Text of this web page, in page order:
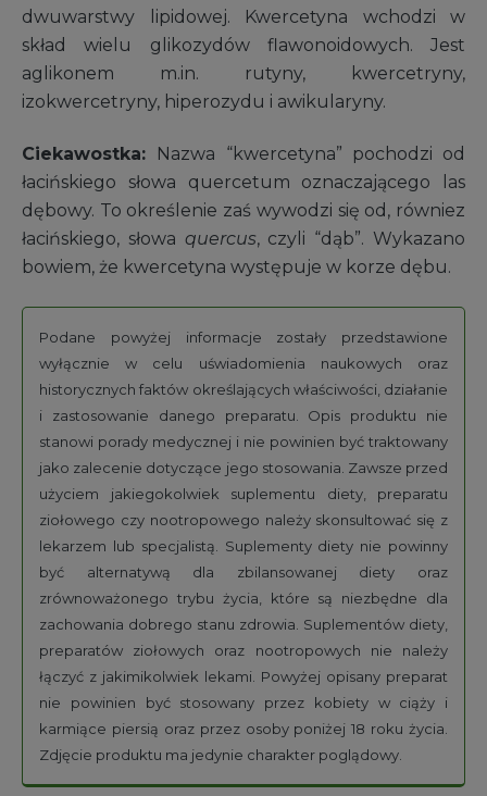
dwuwarstwy lipidowej. Kwercetyna wchodzi w
skład wielu glikozydów flawonoidowych. Jest
aglikonem m.in. rutyny, kwercetryny,
izokwercetryny, hiperozydu i awikularyny.
Ciekawostka:
Nazwa “kwercetyna” pochodzi od
łacińskiego słowa quercetum oznaczającego las
dębowy. To określenie zaś wywodzi się od, równiez
łacińskiego, słowa quercus, czyli “dąb”. Wykazano
bowiem, że kwercetyna występuje w korze dębu.
Podane powyżej informacje zostały przedstawione
wyłącznie w celu uświadomienia naukowych oraz
historycznych faktów określających właściwości, działanie
i zastosowanie danego preparatu. Opis produktu nie
stanowi porady medycznej i nie powinien być traktowany
jako zalecenie dotyczące jego stosowania. Zawsze przed
użyciem jakiegokolwiek suplementu diety, preparatu
ziołowego czy nootropowego należy skonsultować się z
lekarzem lub specjalistą. Suplementy diety nie powinny
być alternatywą dla zbilansowanej diety oraz
zrównoważonego trybu życia, które są niezbędne dla
zachowania dobrego stanu zdrowia. Suplementów diety,
preparatów ziołowych oraz nootropowych nie należy
łączyć z jakimikolwiek lekami. Powyżej opisany preparat
nie powinien być stosowany przez kobiety w ciąży i
karmiące piersią oraz przez osoby poniżej 18 roku życia.
Zdjęcie produktu ma jedynie charakter poglądowy.